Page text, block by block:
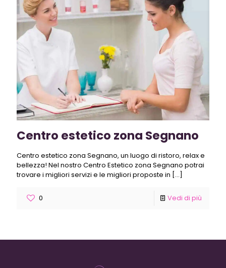
Centro estetico zona Segnano
Centro estetico zona Segnano, un luogo di ristoro, relax e
bellezza! Nel nostro Centro Estetico zona Segnano potrai
trovare i migliori servizi e le migliori proposte in […]
0 Vedi di più